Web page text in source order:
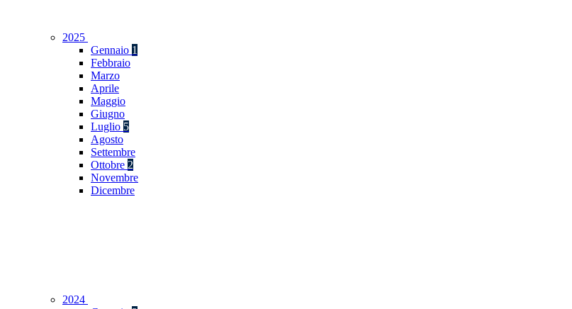
2025
Gennaio 1
Febbraio
Marzo
Aprile
Maggio
Giugno
Luglio 5
Agosto
Settembre
Ottobre 2
Novembre
Dicembre
2024